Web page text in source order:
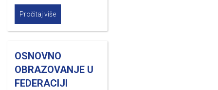
Pročitaj više
OSNOVNO
OBRAZOVANJE U
FEDERACIJI